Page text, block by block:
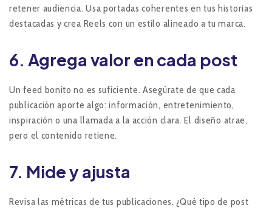
retener audiencia. Usa portadas coherentes en tus historias
destacadas y crea Reels con un estilo alineado a tu marca.
6. Agrega valor en cada post
Un feed bonito no es suficiente. Asegúrate de que cada
publicación aporte algo: información, entretenimiento,
inspiración o una llamada a la acción clara. El diseño atrae,
pero el contenido retiene.
7. Mide y ajusta
Revisa las métricas de tus publicaciones. ¿Qué tipo de post